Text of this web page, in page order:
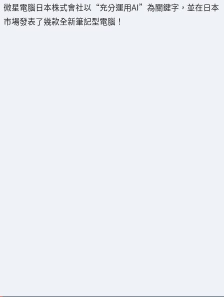
微星電腦日本株式會社以“充分運用AI”為關鍵字，並在日本
市場發表了幾款全新筆記型電腦！